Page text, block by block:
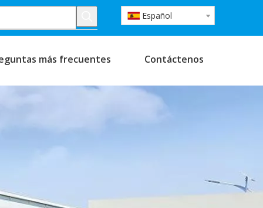
Español
más frecuentes Contáctenos